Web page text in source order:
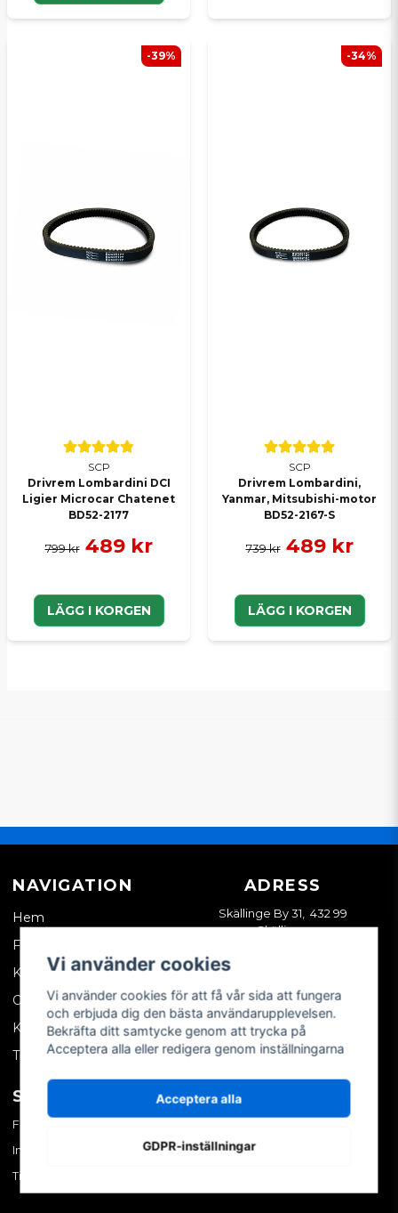
SCP
Drivrem Lombardini DCI
Ligier Microcar Chatenet
BD52-2177
799 kr 489 kr
LÄGG I KORGEN
-39%
SCP
Drivrem Lombardini,
Yanmar, Mitsubishi-motor
BD52-2167-S
739 kr 489 kr
LÄGG I KORGEN
-34%
NAVIGATION
Hem
Företagskund
Kontakta oss
Om oss
Köpvillkor
Tips & trix
ADRESS
Skällinge By 31, 432 99
Skällinge
SOCIALA MEDIER
Facebook
Instagram
TikTok
MITT KONTO
Skapa konto
Vi använder cookies
Vi använder cookies för att få vår sida att fungera
och erbjuda dig den bästa användarupplevelsen.
Bekräfta ditt samtycke genom att trycka på
Acceptera alla eller redigera genom inställningarna
Acceptera alla
GDPR-inställningar